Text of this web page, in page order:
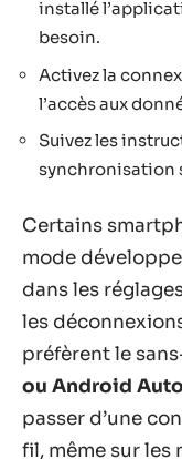
installé
besoin.
Activez la
l’accès aux
Suivez les
synchronisation
Certains
mode
dans les
les
préfèrent le
ou Android Auto
passer d’une
fil, même sur les